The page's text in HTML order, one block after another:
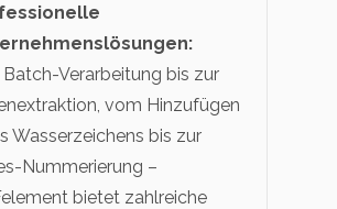
Batch-Verarbeitung bis zur
vom Hinzufügen
Wasserzeichens bis zur
Nummerierung –
bietet zahlreiche